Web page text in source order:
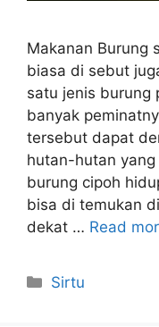
Makanan Burung
biasa di sebut
satu jenis burung
banyak
tersebut dapat
hutan-hutan
burung cipoh
bisa di temukan
dekat … Read
Categories
Sirtu